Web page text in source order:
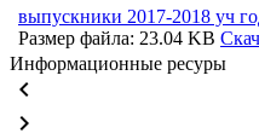
выпускники 2017-2018 уч
Размер файла: 23.04 KB
Информационные ресуры
keyboard_arrow_left
keyboard_arrow_right